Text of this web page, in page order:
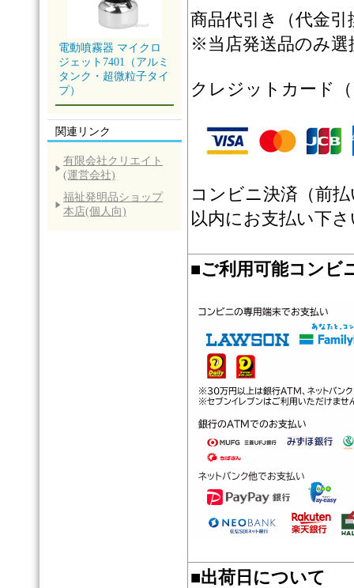
電動噴霧器 マイクロ
ジェット7401（アルミ
タンク・超微粒子タイ
プ）
関連リンク
有限会社クリエイト
(運営会社)
福祉発明品ショップ
本店(個人向)
商品代引き（代金
※当店発送品のみ選
クレジットカード
コンビニ決済（前
以内にお支払い下
■ご利用可能コンビ
■出荷日について